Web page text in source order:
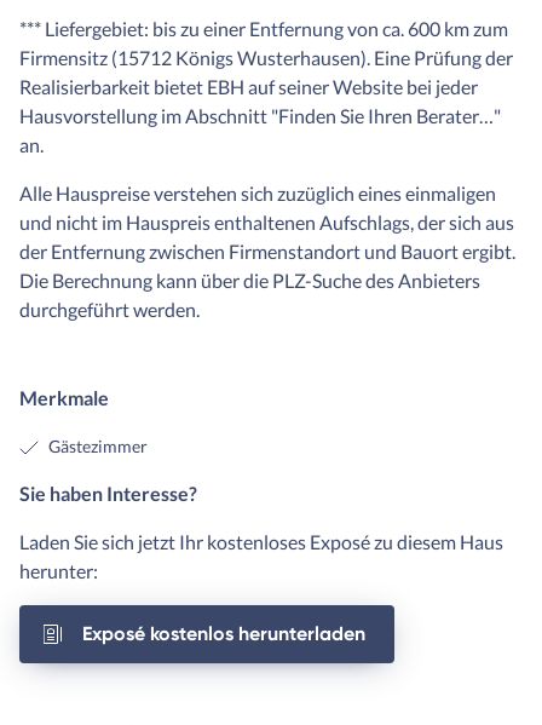
*** Liefergebiet: bis zu einer Entfernung von ca. 600 km zum
Firmensitz (15712 Königs Wusterhausen). Eine Prüfung der
Realisierbarkeit bietet EBH auf seiner Website bei jeder
Hausvorstellung im Abschnitt "Finden Sie Ihren Berater…"
an.
Alle Hauspreise verstehen sich zuzüglich eines einmaligen
und nicht im Hauspreis enthaltenen Aufschlags, der sich aus
der Entfernung zwischen Firmenstandort und Bauort ergibt.
Die Berechnung kann über die PLZ-Suche des Anbieters
durchgeführt werden.
Merkmale
Gästezimmer
Sie haben Interesse?
Laden Sie sich jetzt Ihr kostenloses Exposé zu diesem Haus
herunter:
Exposé kostenlos herunterladen